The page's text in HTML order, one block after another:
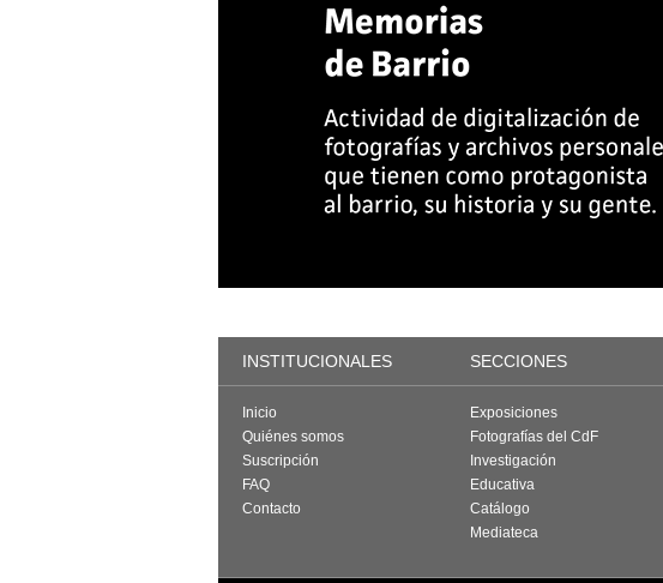
INSTITUCIONALES SECCIONES
Inicio
Quiénes somos
Suscripción
FAQ
Contacto
Exposiciones
Fotografías del CdF
Investigación
Educativa
Catálogo
Mediateca